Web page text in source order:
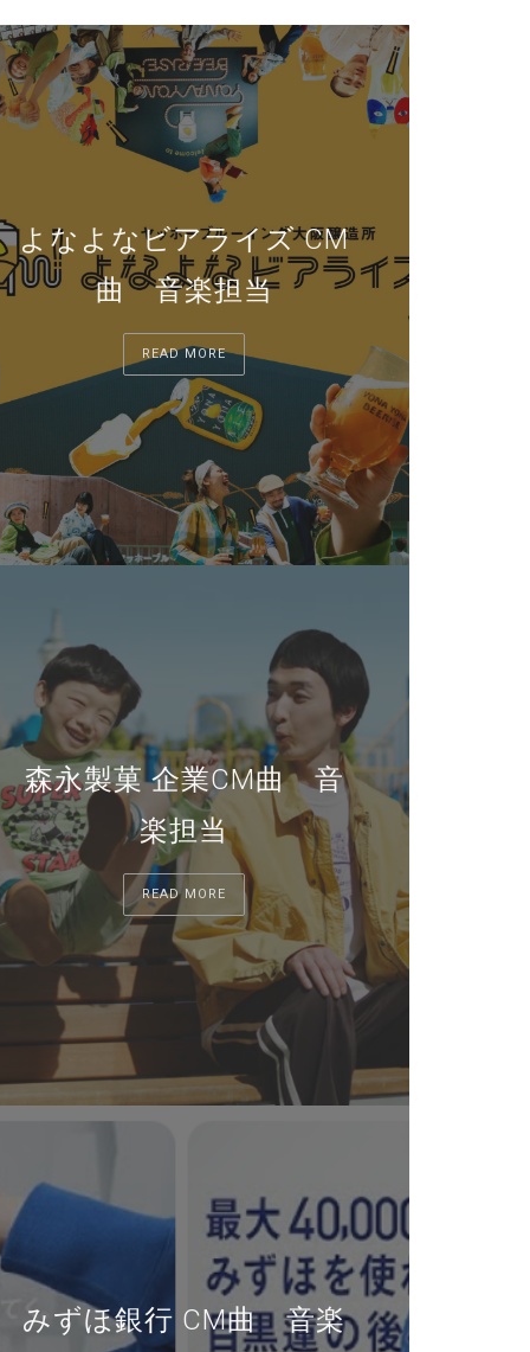
よなよなビアライズ CM
曲 音楽担当
READ MORE
森永製菓 企業CM曲 音
楽担当
READ MORE
みずほ銀行 CM曲 音楽